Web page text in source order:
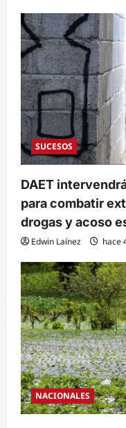
SUCESOS
DAET
para combatir
drogas y acoso
Edwin Laínez hace
NACIONALES